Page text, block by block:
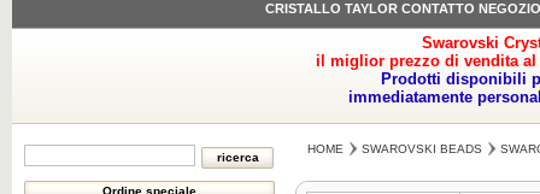
CRISTALLO TAYLOR CONTATTO NEGOZIO
Swarovski
il miglior prezzo di vendita
Prodotti disponibili
immediatamente
HOME SWAROVSKI BEADS